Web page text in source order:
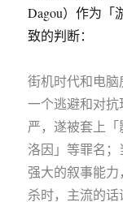
Dagou）作为「
致的判断：
街机时代和电
一个逃避和对
严，遂被套上
洛因」等罪名
强大的叙事能
杀时，主流的